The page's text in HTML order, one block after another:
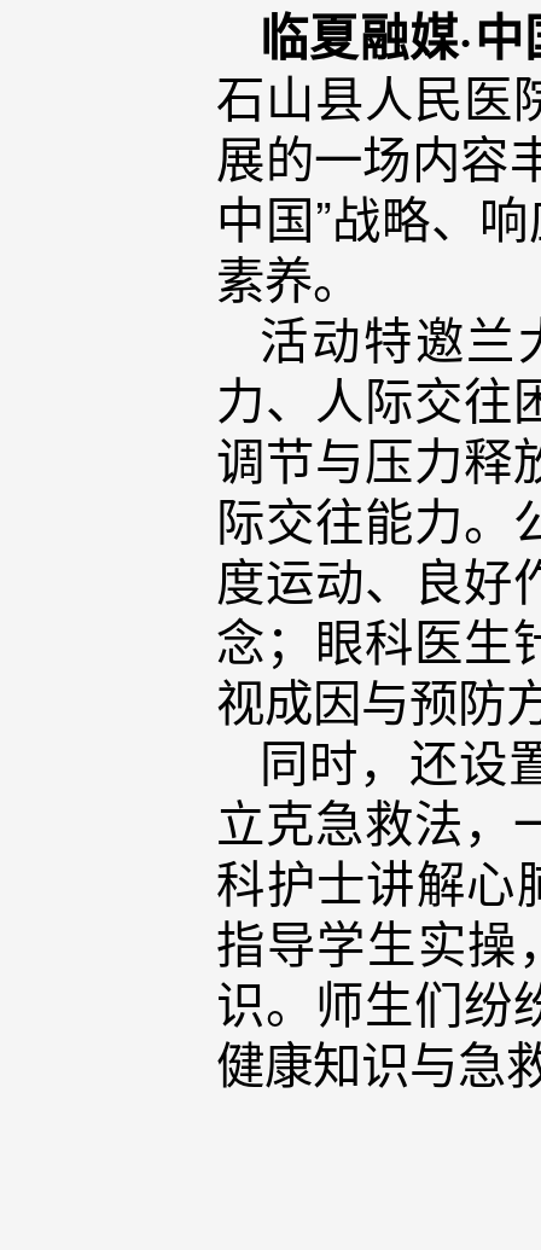
临夏融媒·
石山县人民医
展的一场内容
中国”战略、
素养。
活动特邀兰
力、人际交往
调节与压力释
际交往能力。
度运动、良好
念；眼科医生
视成因与预防
同时，还设
立克急救法，
科护士讲解心
指导学生实操
识。师生们纷
健康知识与急